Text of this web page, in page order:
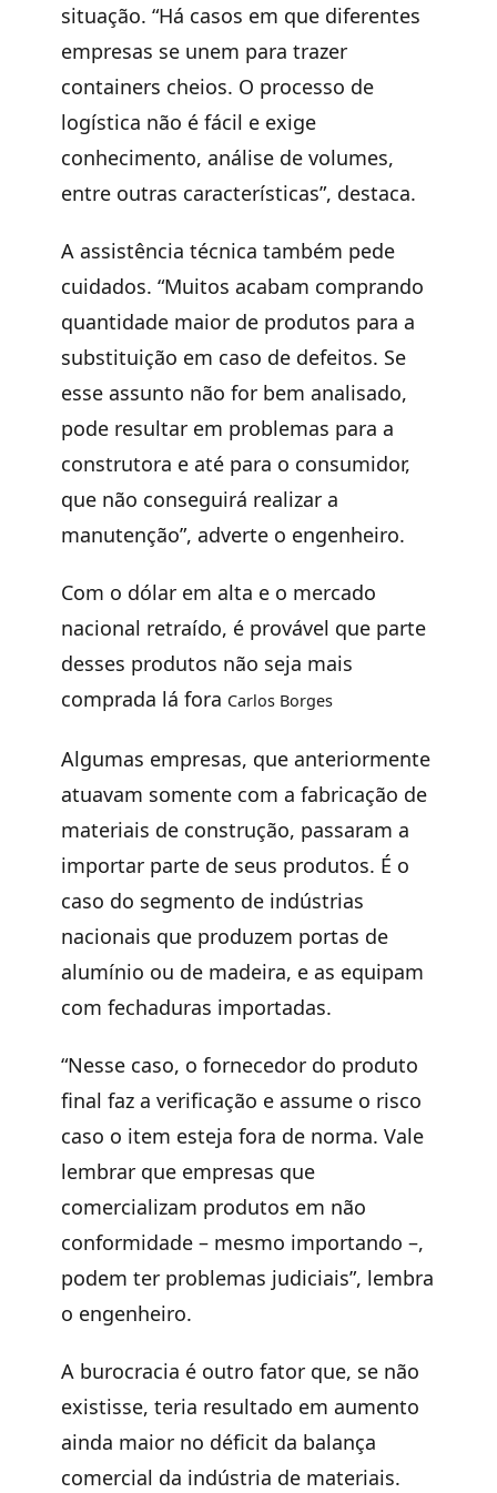
situação. “Há casos em que diferentes
empresas se unem para trazer
containers cheios. O processo de
logística não é fácil e exige
conhecimento, análise de volumes,
entre outras características”, destaca.
A assistência técnica também pede
cuidados. “Muitos acabam comprando
quantidade maior de produtos para a
substituição em caso de defeitos. Se
esse assunto não for bem analisado,
pode resultar em problemas para a
construtora e até para o consumidor,
que não conseguirá realizar a
manutenção”, adverte o engenheiro.
Com o dólar em alta e o mercado
nacional retraído, é provável que parte
desses produtos não seja mais
comprada lá fora Carlos Borges
Algumas empresas, que anteriormente
atuavam somente com a fabricação de
materiais de construção, passaram a
importar parte de seus produtos. É o
caso do segmento de indústrias
nacionais que produzem portas de
alumínio ou de madeira, e as equipam
com fechaduras importadas.
“Nesse caso, o fornecedor do produto
final faz a verificação e assume o risco
caso o item esteja fora de norma. Vale
lembrar que empresas que
comercializam produtos em não
conformidade – mesmo importando –,
podem ter problemas judiciais”, lembra
o engenheiro.
A burocracia é outro fator que, se não
existisse, teria resultado em aumento
ainda maior no déficit da balança
comercial da indústria de materiais.